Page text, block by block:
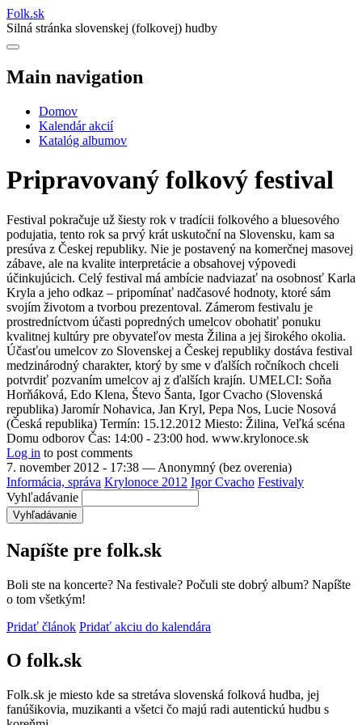
Folk.sk
Silná stránka slovenskej (folkovej) hudby
Main navigation
Domov
Kalendár akcií
Katalóg albumov
Pripravovaný folkový festival
Festival pokračuje už šiesty rok v tradícii folkového a bluesového
podujatia, tento rok sa prvý krát uskutoční na Slovensku, kam sa
presúva z Českej republiky. Nie je postavený na komerčnej masovej
zábave, ale na kvalite interpretácie a obsahovej výpovedi
účinkujúcich. Celý festival má ambície nadviazať na osobnosť Karla
Kryla a jeho odkaz – pripomínať nadčasové hodnoty, ktoré sám
svojím životom a tvorbou prezentoval. Zámerom festivalu je
prostredníctvom účasti popredných umelcov obohatiť ponuku
kvalitnej kultúry pre obyvateľov mesta Žilina a jej širokého okolia.
Účasťou umelcov zo Slovenskej a Českej republiky dostáva festival
medzinárodný charakter, ktorý by sme v ďalších ročníkoch chceli
potvrdiť pozvaním umelcov aj z ďalších krajín. UMELCI: Soňa
Horňáková, Edo Klena, Števo Šanta, Igor Cvacho (Slovenská
republika) Jaromír Nohavica, Jan Kryl, Pepa Nos, Lucie Nosová
(Česká republika) Termín: 15.12.2012 Miesto: Žilina, Veľká scéna
Domu odborov Čas: 14:00 - 23:00 hod. www.krylonoce.sk
Log in to post comments
7. november 2012 - 17:38 — Anonymný (bez overenia)
Informácia, správa Krylonoce 2012 Igor Cvacho Festivaly
Vyhľadávanie
Napíšte pre folk.sk
Boli ste na koncerte? Na festivale? Počuli ste dobrý album? Napíšte
o tom všetkým!
Pridať článok Pridať akciu do kalendára
O folk.sk
Folk.sk je miesto kde sa stretáva slovenská folková hudba, jej
fanúšikovia, muzikanti a všetci čo majú radi autentickú hudbu s